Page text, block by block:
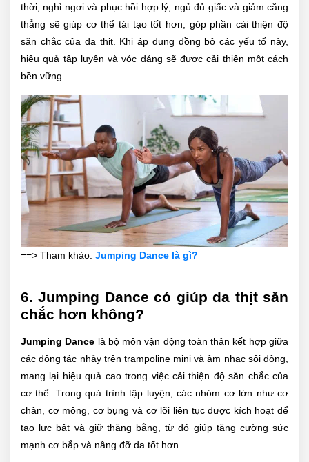
thời, nghỉ ngơi và phục hồi hợp lý, ngủ đủ giấc và giảm căng
thẳng sẽ giúp cơ thể tái tạo tốt hơn, góp phần cải thiện độ
săn chắc của da thịt. Khi áp dụng đồng bộ các yếu tố này,
hiệu quả tập luyện và vóc dáng sẽ được cải thiện một cách
bền vững.
==> Tham khảo: Jumping Dance là gì?
6. Jumping Dance có giúp da thịt săn
chắc hơn không?
Jumping Dance là bộ môn vận động toàn thân kết hợp giữa
các động tác nhảy trên trampoline mini và âm nhạc sôi động,
mang lại hiệu quả cao trong việc cải thiện độ săn chắc của
cơ thể. Trong quá trình tập luyện, các nhóm cơ lớn như cơ
chân, cơ mông, cơ bụng và cơ lõi liên tục được kích hoạt để
tạo lực bật và giữ thăng bằng, từ đó giúp tăng cường sức
mạnh cơ bắp và nâng đỡ da tốt hơn.